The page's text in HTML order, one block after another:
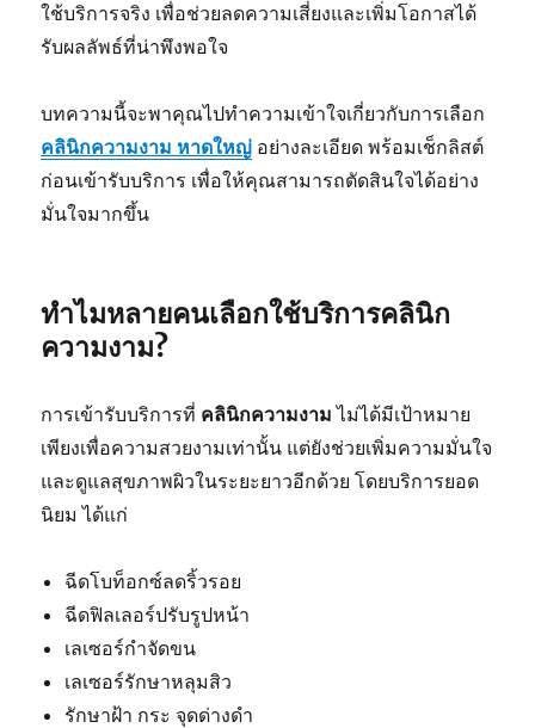
ใช้บริการจริง เพื่อช่วยลดความเสี่ยงและเพิ่มโอกาสได้
รับผลลัพธ์ที่น่าพึงพอใจ
บทความนี้จะพาคุณไปทำความเข้าใจเกี่ยวกับการเลือก
คลินิกความงาม หาดใหญ่ อย่างละเอียด พร้อมเช็กลิสต์
ก่อนเข้ารับบริการ เพื่อให้คุณสามารถตัดสินใจได้อย่าง
มั่นใจมากขึ้น
ทำไมหลายคนเลือกใช้บริการคลินิก
ความงาม?
การเข้ารับบริการที่ คลินิกความงาม ไม่ได้มีเป้าหมาย
เพียงเพื่อความสวยงามเท่านั้น แต่ยังช่วยเพิ่มความมั่นใจ
และดูแลสุขภาพผิวในระยะยาวอีกด้วย โดยบริการยอด
นิยม ได้แก่
ฉีดโบท็อกซ์ลดริ้วรอย
ฉีดฟิลเลอร์ปรับรูปหน้า
เลเซอร์กำจัดขน
เลเซอร์รักษาหลุมสิว
รักษาฝ้า กระ จุดด่างดำ